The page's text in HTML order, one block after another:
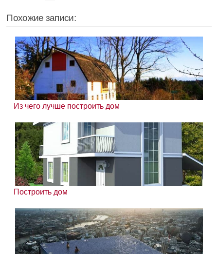
Похожие записи:
Из чего лучше построить дом
Построить дом